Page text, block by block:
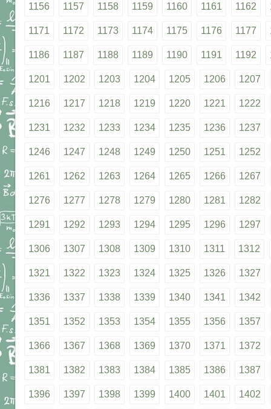
1156 1157 1158 1159 1160 1161 1162
1171 1172 1173 1174 1175 1176 1177
1186 1187 1188 1189 1190 1191 1192
1201 1202 1203 1204 1205 1206 1207
1216 1217 1218 1219 1220 1221 1222
1231 1232 1233 1234 1235 1236 1237
1246 1247 1248 1249 1250 1251 1252
1261 1262 1263 1264 1265 1266 1267
1276 1277 1278 1279 1280 1281 1282
1291 1292 1293 1294 1295 1296 1297
1306 1307 1308 1309 1310 1311 1312
1321 1322 1323 1324 1325 1326 1327
1336 1337 1338 1339 1340 1341 1342
1351 1352 1353 1354 1355 1356 1357
1366 1367 1368 1369 1370 1371 1372
1381 1382 1383 1384 1385 1386 1387
1396 1397 1398 1399 1400 1401 1402